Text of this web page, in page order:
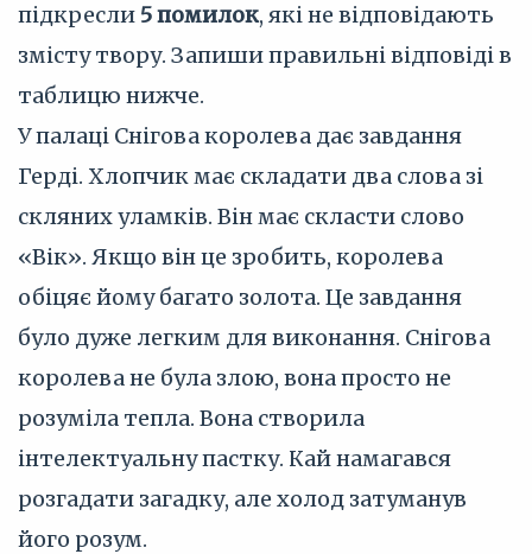
підкресли 5 помилок, які не відповідають
змісту твору. Запиши правильні відповіді в
таблицю нижче.
У палаці Снігова королева дає завдання
Герді. Хлопчик має складати два слова зі
скляних уламків. Він має скласти слово
«Вік». Якщо він це зробить, королева
обіцяє йому багато золота. Це завдання
було дуже легким для виконання. Снігова
королева не була злою, вона просто не
розуміла тепла. Вона створила
інтелектуальну пастку. Кай намагався
розгадати загадку, але холод затуманув
його розум.